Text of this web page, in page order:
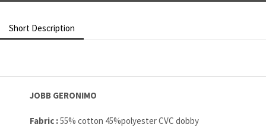
Short Description
JOBB GERONIMO
Fabric :55% cotton 45%polyester CVC dobby